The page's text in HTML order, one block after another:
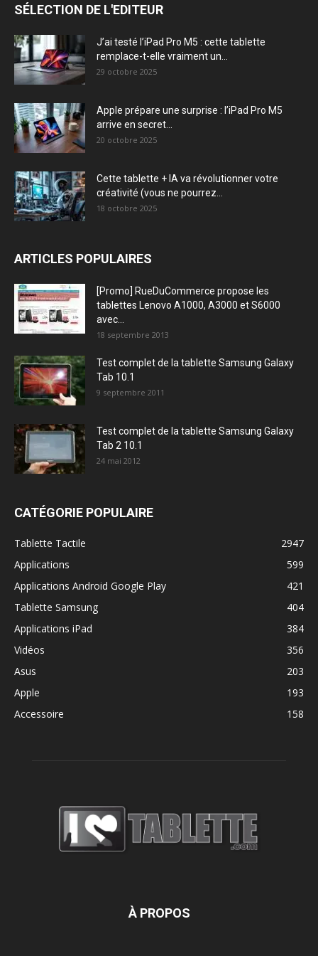
SÉLECTION DE L'EDITEUR
J’ai testé l’iPad Pro M5 : cette tablette
remplace-t-elle vraiment un...
29 octobre 2025
Apple prépare une surprise : l’iPad Pro M5
arrive en secret...
20 octobre 2025
Cette tablette + IA va révolutionner votre
créativité (vous ne pourrez...
18 octobre 2025
ARTICLES POPULAIRES
[Promo] RueDuCommerce propose les
tablettes Lenovo A1000, A3000 et S6000
avec...
18 septembre 2013
Test complet de la tablette Samsung Galaxy
Tab 10.1
9 septembre 2011
Test complet de la tablette Samsung Galaxy
Tab 2 10.1
24 mai 2012
CATÉGORIE POPULAIRE
Tablette Tactile
2947
Applications
599
Applications Android Google Play
421
Tablette Samsung
404
Applications iPad
384
Vidéos
356
Asus
203
Apple
193
Accessoire
158
À PROPOS